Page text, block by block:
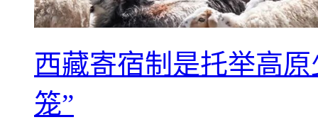
西藏寄宿制是托举高
笼”